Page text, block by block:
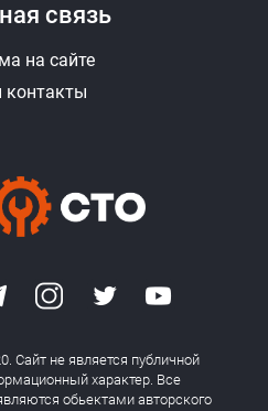
связь
на сайте
Сайт не является публичной
характер. Все
обьектами авторского